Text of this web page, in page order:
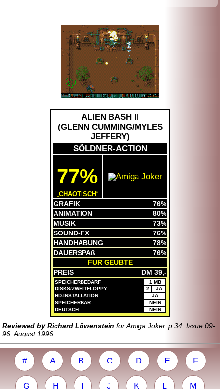
ALIEN BASH II
(GLENN CUMMING/MYLES
JEFFERY)
SÖLDNER-ACTION
77%
CHAOTISCH
GRAFIK
76%
ANIMATION
80%
MUSIK
73%
SOUND-FX
76%
HANDHABUNG
78%
DAUERSPAß
76%
FÜR GEÜBTE
PREIS
DM 39,-
SPEICHERBEDARF
1 MB
DISKS/ZWEITFLOPPY
2
JA
HD-INSTALLATION
JA
SPEICHERBAR
NEIN
DEUTSCH
NEIN
Reviewed by Richard Löwenstein for Amiga Joker, p.34, Issue 09-
96, August 1996
# A B C D E F
G H I J K L M